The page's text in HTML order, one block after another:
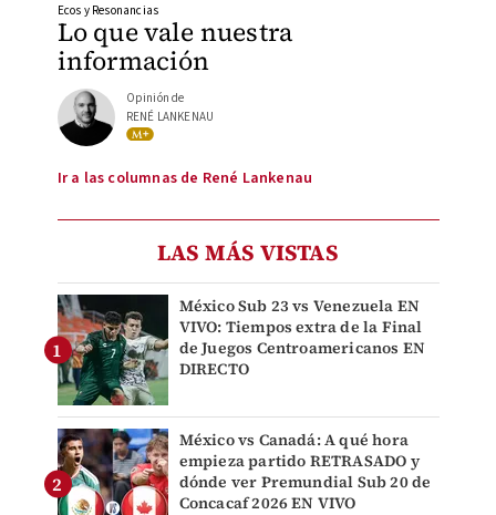
Lo que vale nuestra
información
Ecos y Resonancias
Opinión de
RENÉ LANKENAU
Ir a las columnas de René Lankenau
LAS MÁS VISTAS
México Sub 23 vs Venezuela EN
VIVO: Tiempos extra de la Final
de Juegos Centroamericanos EN
DIRECTO
México vs Canadá: A qué hora
empieza partido RETRASADO y
dónde ver Premundial Sub 20 de
Concacaf 2026 EN VIVO